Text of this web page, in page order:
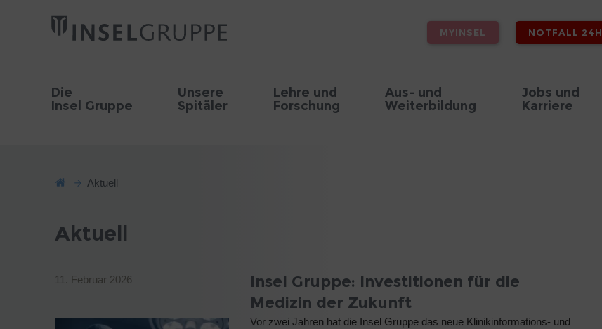
MYINSEL NOTFALL 24H
Die
Insel Gruppe
Unsere
Spitäler
Lehre und
Forschung
Aus- und
Weiterbildung
Jobs und
Karriere
Aktuell
Aktuell
11. Februar 2026
Insel Gruppe: Investitionen für die
Medizin der Zukunft
Vor zwei Jahren hat die Insel Gruppe das neue Klinikinformations- und